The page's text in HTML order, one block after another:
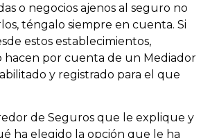
o negocios ajenos al seguro no
téngalo siempre en cuenta. Si
estos establecimientos,
por cuenta de un Mediador
y registrado para el que
de Seguros que le explique y
ha elegido la opción que le ha